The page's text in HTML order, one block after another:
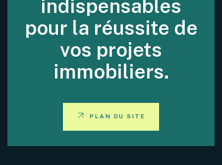
indispensables
pour la réussite de
vos projets
immobiliers.
PLAN DU SITE